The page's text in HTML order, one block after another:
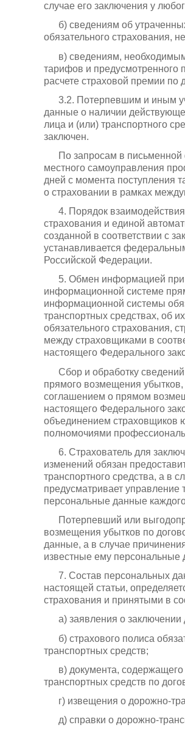
случае его заключения у
б) сведениям об
обязательного страхования,
в) сведениям,
тарифов и предусмотренного
расчете страховой премии по
3.2. Потерпевшим и иным
данные о наличии
лица и (или) транспортного
заключен.
По запросам в письменной
местного самоуправления
дней с момента поступления
о страховании в рамках
4. Порядок
страхования и единой
созданной в соответствии с
устанавливается
Российской Федерации.
5. Обмен информацией при
информационной системе
информационной системы
транспортных средствах, об
обязательного страхования,
между страховщиками в
настоящего Федерального
Сбор и обработку
прямого возмещения
соглашением о прямом
настоящего Федерального
объединением страховщиков
полномочиями
6. Страхователь для
изменений обязан
транспортного средства, а в
предусматривает
персональные данные
Потерпевший или
возмещения убытков по
данные, а в случае
известные ему персональные
7. Состав персональных
настоящей статьи,
страхования и принятыми в
а) заявления о заключении
б) страхового полиса
транспортных средств;
в) документа, содержащего
транспортных средств по
г) извещения о дорожно-
д) справки о дорожно-